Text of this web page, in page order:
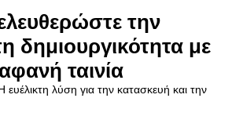
την
δημιουργικότητα με
ταινία
ευέλικτη λύση για την κατασκευή και την